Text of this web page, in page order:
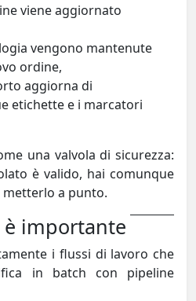
viene aggiornato
vengono mantenute
ordine,
aggiorna di
etichette e i marcatori
una valvola di sicurezza:
è valido, hai comunque
a punto.
è importante
i flussi di lavoro che
in batch con pipeline